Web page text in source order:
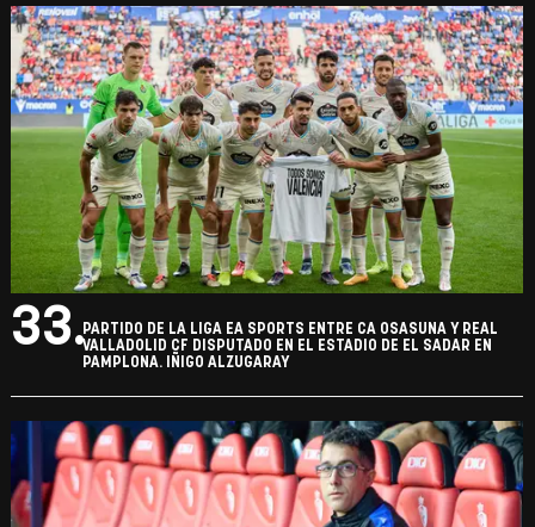
33.PARTIDO DE LA LIGA EA SPORTS ENTRE CA OSASUNA Y REAL
VALLADOLID CF DISPUTADO EN EL ESTADIO DE EL SADAR EN
PAMPLONA. IÑIGO ALZUGARAY